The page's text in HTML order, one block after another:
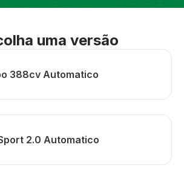
uma versão
388cv Automatico
2.0 Automatico